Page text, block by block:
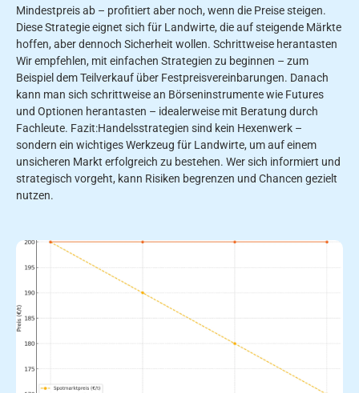
Mindestpreis ab – profitiert aber noch, wenn die Preise steigen.
Diese Strategie eignet sich für Landwirte, die auf steigende Märkte
hoffen, aber dennoch Sicherheit wollen. Schrittweise herantasten
Wir empfehlen, mit einfachen Strategien zu beginnen – zum
Beispiel dem Teilverkauf über Festpreisvereinbarungen. Danach
kann man sich schrittweise an Börseninstrumente wie Futures
und Optionen herantasten – idealerweise mit Beratung durch
Fachleute. Fazit:Handelsstrategien sind kein Hexenwerk –
sondern ein wichtiges Werkzeug für Landwirte, um auf einem
unsicheren Markt erfolgreich zu bestehen. Wer sich informiert und
strategisch vorgeht, kann Risiken begrenzen und Chancen gezielt
nutzen.